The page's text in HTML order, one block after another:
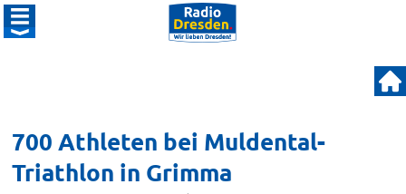
700 Athleten bei Muldental-
Triathlon in Grimma